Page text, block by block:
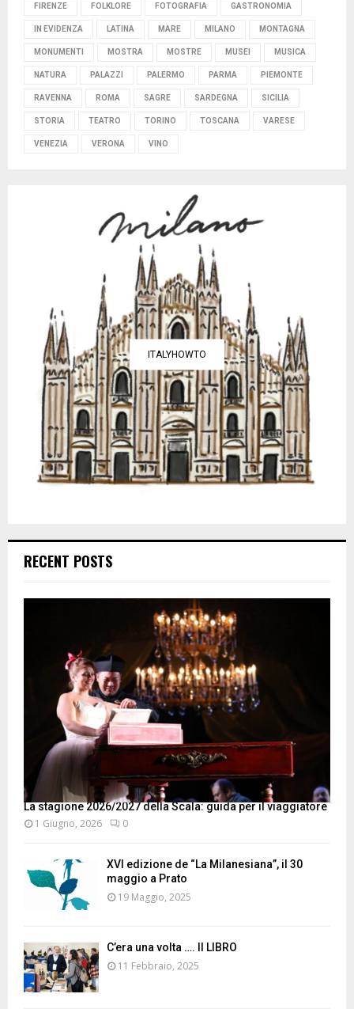
FIRENZE FOLKLORE FOTOGRAFIA GASTRONOMIA
IN EVIDENZA LATINA MARE MILANO MONTAGNA
MONUMENTI MOSTRA MOSTRE MUSEI MUSICA
NATURA PALAZZI PALERMO PARMA PIEMONTE
RAVENNA ROMA SAGRE SARDEGNA SICILIA
STORIA TEATRO TORINO TOSCANA VARESE
VENEZIA VERONA VINO
ITALYHOWTO
RECENT POSTS
La stagione 2026/2027 della Scala: guida per il viaggiatore
1 Giugno, 2026 0
XVI edizione de “La Milanesiana”, il 30
maggio a Prato
19 Maggio, 2025
C’era una volta …. Il LIBRO
11 Febbraio, 2025